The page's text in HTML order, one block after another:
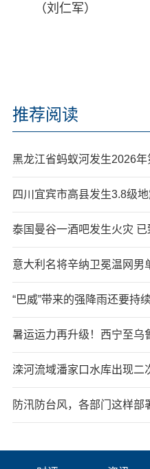
（刘仁军）
推荐阅读
黑龙江省蚂蚁河发生2026年
四川宜宾市高县发生3.8级
泰国曼谷一酒吧发生火灾
意大利名将辛纳卫冕温网男
“巴威”带来的强降雨还要持
暑运运力再升级！西宁至乌
滦河流域潘家口水库出现二
防汛防台风，各部门这样部